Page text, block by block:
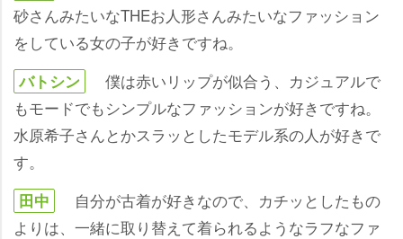
砂さんみたいなTHEお人形さんみたいなファッション
をしている女の子が好きですね。
バトシン
僕は赤いリップが似合う、カジュアルで
もモードでもシンプルなファッションが好きですね。
水原希子さんとかスラッとしたモデル系の人が好きで
す。
田中
自分が古着が好きなので、カチッとしたもの
よりは、一緒に取り替えて着られるようなラフなファ